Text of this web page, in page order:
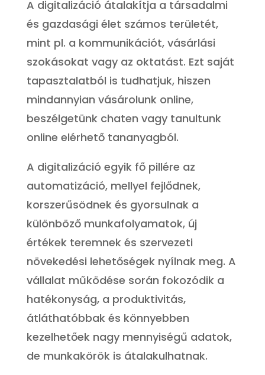
A digitalizáció átalakítja a társadalmi
és gazdasági élet számos területét,
mint pl. a kommunikációt, vásárlási
szokásokat vagy az oktatást. Ezt saját
tapasztalatból is tudhatjuk, hiszen
mindannyian vásárolunk online,
beszélgetünk chaten vagy tanultunk
online elérhető tananyagból.
A digitalizáció egyik fő pillére az
automatizáció, mellyel fejlődnek,
korszerűsödnek és gyorsulnak a
különböző munkafolyamatok, új
értékek teremnek és szervezeti
növekedési lehetőségek nyílnak meg. A
vállalat működése során fokozódik a
hatékonyság, a produktivitás,
átláthatóbbak és könnyebben
kezelhetőek nagy mennyiségű adatok,
de munkakörök is átalakulhatnak.